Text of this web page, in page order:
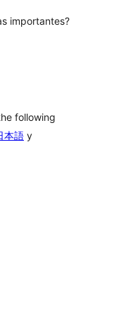
importantes?
following
本語 y